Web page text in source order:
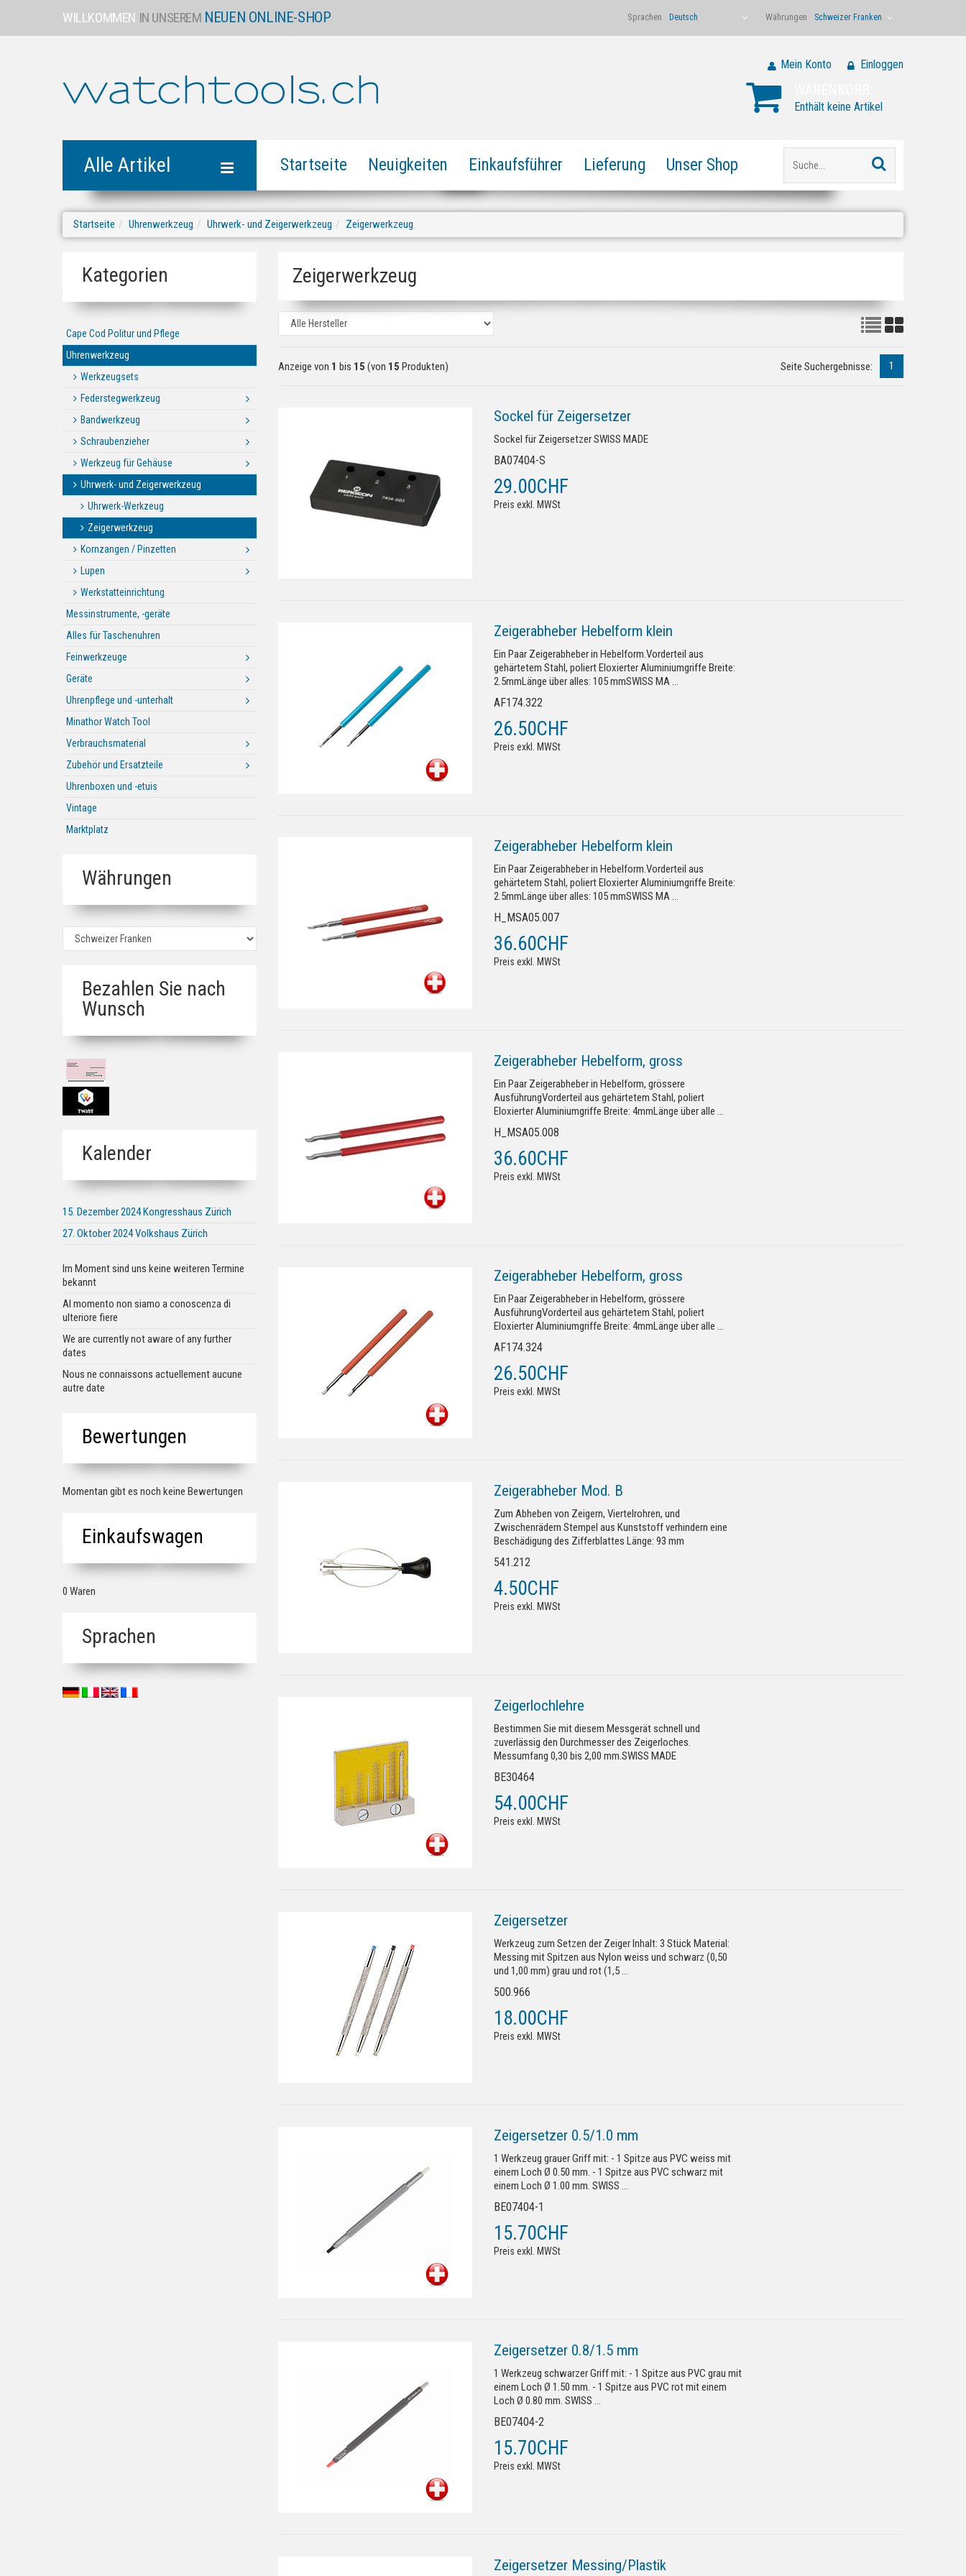
Währungen Schweizer Franken
Sprachen Deutsch
WILLKOMMEN IN UNSEREM NEUEN ONLINE-SHOP
Enthält keine Artikel
Alle Artikel
Mein Konto Einloggen
Startseite Neuigkeiten Einkaufsführer Lieferung Unser Shop
Startseite Uhrenwerkzeug Uhrwerk- und Zeigerwerkzeug Zeigerwerkzeug
Kategorien
Cape Cod Politur und Pflege
Uhrenwerkzeug
Werkzeugsets
Federstegwerkzeug
Bandwerkzeug
Schraubenzieher
Werkzeug für Gehäuse
Uhrwerk- und Zeigerwerkzeug
Uhrwerk-Werkzeug
Zeigerwerkzeug
Kornzangen / Pinzetten
Lupen
Werkstatteinrichtung
Messinstrumente, -geräte
Alles für Taschenuhren
Feinwerkzeuge
Geräte
Uhrenpflege und -unterhalt
Minathor Watch Tool
Verbrauchsmaterial
Zubehör und Ersatzteile
Uhrenboxen und -etuis
Vintage
Marktplatz
Währungen
Bezahlen Sie nach
Wunsch
Kalender
15. Dezember 2024 Kongresshaus Zürich
27. Oktober 2024 Volkshaus Zürich
Im Moment sind uns keine weiteren Termine
bekannt
Al momento non siamo a conoscenza di
ulteriore fiere
We are currently not aware of any further
dates
Nous ne connaissons actuellement aucune
autre date
Bewertungen
Momentan gibt es noch keine Bewertungen
Einkaufswagen
0 Waren
Sprachen
Zeigerwerkzeug
Anzeige von 1 bis 15 (von 15 Produkten) 1
Seite Suchergebnisse:
Sockel für Zeigersetzer
Sockel für Zeigersetzer SWISS MADE
BA07404-S
29.00CHF
Preis exkl. MWSt
Zeigerabheber Hebelform klein
Ein Paar Zeigerabheber in Hebelform.Vorderteil aus
gehärtetem Stahl, poliert Eloxierter Aluminiumgriffe Breite:
2.5mmLänge über alles: 105 mmSWISS MA ...
AF174.322
26.50CHF
Preis exkl. MWSt
Zeigerabheber Hebelform klein
Ein Paar Zeigerabheber in Hebelform.Vorderteil aus
gehärtetem Stahl, poliert Eloxierter Aluminiumgriffe Breite:
2.5mmLänge über alles: 105 mmSWISS MA ...
H_MSA05.007
36.60CHF
Preis exkl. MWSt
Zeigerabheber Hebelform, gross
Ein Paar Zeigerabheber in Hebelform, grössere
AusführungVorderteil aus gehärtetem Stahl, poliert
Eloxierter Aluminiumgriffe Breite: 4mmLänge über alle ...
H_MSA05.008
36.60CHF
Preis exkl. MWSt
Zeigerabheber Hebelform, gross
Ein Paar Zeigerabheber in Hebelform, grössere
AusführungVorderteil aus gehärtetem Stahl, poliert
Eloxierter Aluminiumgriffe Breite: 4mmLänge über alle ...
AF174.324
26.50CHF
Preis exkl. MWSt
Zeigerabheber Mod. B
Zum Abheben von Zeigern, Viertelrohren, und
Zwischenrädern Stempel aus Kunststoff verhindern eine
Beschädigung des Zifferblattes Länge: 93 mm
541.212
4.50CHF
Preis exkl. MWSt
Zeigerlochlehre
Bestimmen Sie mit diesem Messgerät schnell und
zuverlässig den Durchmesser des Zeigerloches.
Messumfang 0,30 bis 2,00 mm.SWISS MADE
BE30464
54.00CHF
Preis exkl. MWSt
Zeigersetzer
Werkzeug zum Setzen der Zeiger Inhalt: 3 Stück Material:
Messing mit Spitzen aus Nylon weiss und schwarz (0,50
und 1,00 mm) grau und rot (1,5 ...
500.966
18.00CHF
Preis exkl. MWSt
Zeigersetzer 0.5/1.0 mm
1 Werkzeug grauer Griff mit: - 1 Spitze aus PVC weiss mit
einem Loch Ø 0.50 mm. - 1 Spitze aus PVC schwarz mit
einem Loch Ø 1.00 mm. SWISS ...
BE07404-1
15.70CHF
Preis exkl. MWSt
Zeigersetzer 0.8/1.5 mm
1 Werkzeug schwarzer Griff mit: - 1 Spitze aus PVC grau mit
einem Loch Ø 1.50 mm. - 1 Spitze aus PVC rot mit einem
Loch Ø 0.80 mm. SWISS ...
BE07404-2
15.70CHF
Preis exkl. MWSt
Zeigersetzer Messing/Plastik